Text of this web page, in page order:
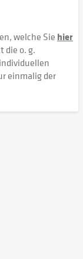
welche Sie hier
die o. g.
einmalig der